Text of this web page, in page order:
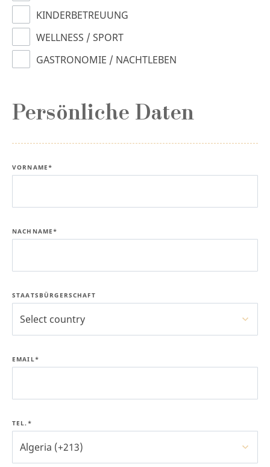
KINDERBETREUUNG
WELLNESS / SPORT
GASTRONOMIE / NACHTLEBEN
Persönliche Daten
VORNAME*
NACHNAME*
STAATSBÜRGERSCHAFT
Select country
EMAIL*
TEL.*
Algeria (+213)